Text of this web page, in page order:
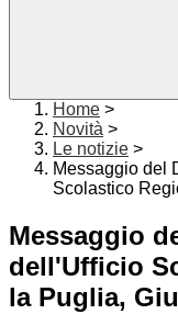
Home >
Novità >
Le notizie >
Messaggio del
Scolastico
Messaggio
dell'Ufficio
la Puglia,